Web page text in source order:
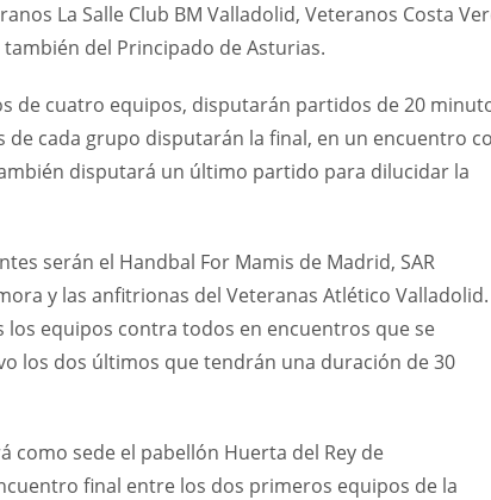
La Salle Club BM Valladolid, Veteranos Costa
del Principado de Asturias.
de cuatro equipos, disputarán partidos de 20
cada grupo disputarán la final, en un encuentro
disputará un último partido para dilucidar la
serán el Handbal For Mamis de Madrid, SAR
y las anfitrionas del Veteranas Atlético Valladolid.
equipos contra todos en encuentros que se
los dos últimos que tendrán una duración de 30
sede el pabellón Huerta del Rey de
final entre los dos primeros equipos de la